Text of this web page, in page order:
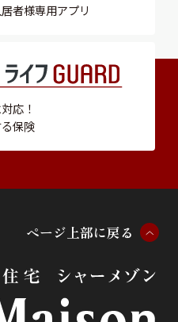
者様専用アプリ
応！
保険
ページ 上部に戻る